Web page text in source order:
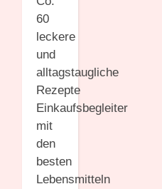
60
leckere
und
alltagstaugliche
Rezepte
Einkaufsbegleiter
mit
den
besten
Lebensmitteln